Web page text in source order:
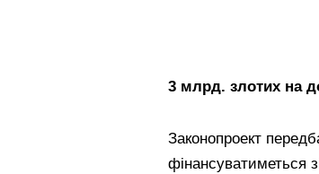
3 млрд. злотих на
Законопроект
фінансуватиметься